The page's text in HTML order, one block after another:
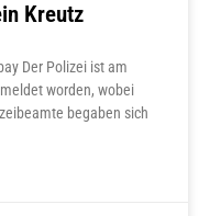
Kreutz
Der Polizei ist am
worden, wobei
begaben sich